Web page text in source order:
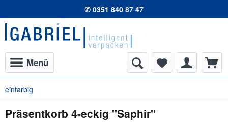
✆ 0351 840 87 47
Menü
einfarbig
Präsentkorb 4-eckig "Saphir"